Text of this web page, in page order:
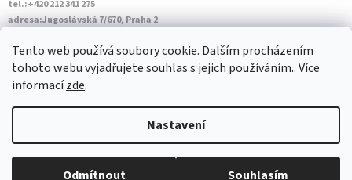
Tento web používá soubory cookie. Dalším procházením
tohoto webu vyjadřujete souhlas s jejich používáním.. Více
informacízde.
Nastavení
Odmítnout Souhlasím
tel.:+420 212 341 275
adresa:Jugoslávská 7/670, Praha 2
Sobota: 10:00 - 14:45
Copyright 2026U Džoudyho. Všechna práva vyhrazena.